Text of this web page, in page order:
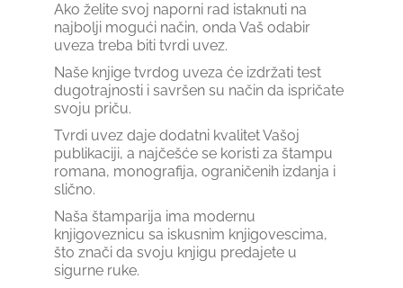
Ako želite svoj naporni rad istaknuti na
najbolji mogući način, onda Vaš odabir
uveza treba biti tvrdi uvez.
Naše knjige tvrdog uveza će izdržati test
dugotrajnosti i savršen su način da ispričate
svoju priču.
Tvrdi uvez daje dodatni kvalitet Vašoj
publikaciji, a najčešće se koristi za štampu
romana, monografija, ograničenih izdanja i
slično.
Naša štamparija ima modernu
knjigoveznicu sa iskusnim knjigovescima,
što znači da svoju knjigu predajete u
sigurne ruke.